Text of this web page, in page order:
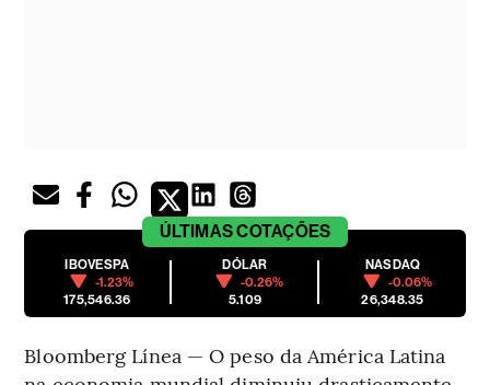
ÚLTIMASCOTAÇÕES
IBOVESPA
-1.23%
175,546.36
DÓLAR
-0.26%
5.109
NASDAQ
-0.06%
26,348.35
Bloomberg Línea — O peso da América Latina